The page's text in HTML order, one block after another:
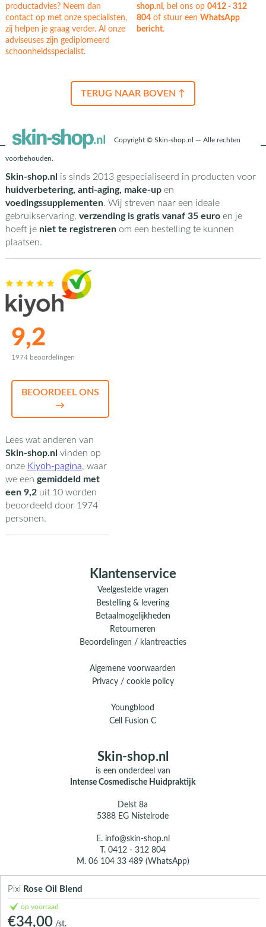
Pixi Rose Oil Blend
op voorraad
€34,00 /st.
productadvies? Neem dan
contact op met onze specialisten,
zij helpen je graag verder. Al onze
adviseuses zijn gediplomeerd
schoonheidsspecialist.
shop.nl , bel ons op0412 - 312
804 of stuur eenWhatsApp
bericht.
TERUG NAAR BOVEN ↑
Copyright © Skin-shop.nl — Alle rechten
voorbehouden.
Skin-shop.nl is sinds 2013 gespecialiseerd in producten voor
huidverbetering, anti-aging, make-upen
voedingssupplementen. Wij streven naar een ideale
gebruikservaring, verzending is gratis vanaf 35 euroen je
hoeft je niet te registrerenom een bestelling te kunnen
plaatsen.
9,2
1974 beoordelingen
BEOORDEEL ONS
→
Lees wat anderen van
Skin-shop.nl vinden op
onze Kiyoh-pagina, waar
we een gemiddeld met
een 9,2uit 10worden
beoordeeld door 1974
personen.
Klantenservice
Veelgestelde vragen
Bestelling & levering
Betaalmogelijkheden
Retourneren
Beoordelingen / klantreacties
Algemene voorwaarden
Privacy / cookie policy
Youngblood
Cell Fusion C
Skin-shop.nl
is een onderdeel van
Intense Cosmedische Huidpraktijk
Delst 8a
5388 EG Nistelrode
E. info@skin-shop.nl
T.0412 - 312 804
M. 06 104 33 489 (WhatsApp)